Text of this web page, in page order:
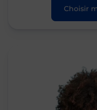
Choisir